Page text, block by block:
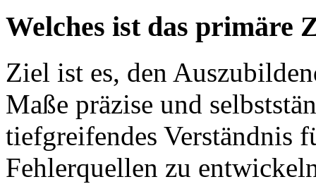
Welches ist das primäre
Ziel ist es, den
Maße präzise und
tiefgreifendes Verständnis
Fehlerquellen zu